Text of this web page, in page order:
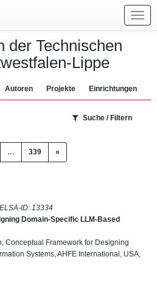
der Technischen
Lippe
Autoren Projekte Einrichtungen
Suche / Filtern
… 339 »
ID: 13334
Domain-Specific LLM-Based
Conceptual Framework for Designing
Systems, AHFE International, USA,